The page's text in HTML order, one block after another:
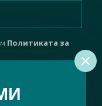
Политиката за